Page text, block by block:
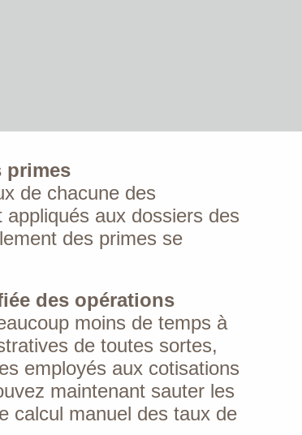
primes
de chacune des
aux dossiers des
des primes se
des opérations
moins de temps à
de toutes sortes,
employés aux cotisations
maintenant sauter les
calcul manuel des taux de